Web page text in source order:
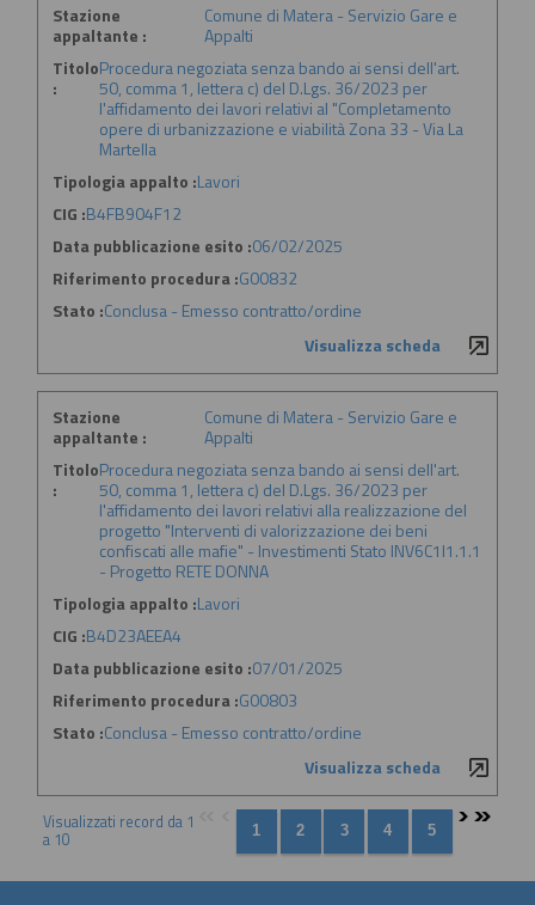
Stazione
appaltante :
Comune di Matera - Servizio Gare e
Appalti
Titolo
:
Procedura negoziata senza bando ai sensi dell'art.
50, comma 1, lettera c) del D.Lgs. 36/2023 per
l'affidamento dei lavori relativi al "Completamento
opere di urbanizzazione e viabilità Zona 33 - Via La
Martella
Tipologia appalto :Lavori
CIG :B4FB904F12
Data pubblicazione esito :06/02/2025
Riferimento procedura :G00832
Stato :Conclusa - Emesso contratto/ordine
Visualizza scheda
Stazione
appaltante :
Comune di Matera - Servizio Gare e
Appalti
Titolo
:
Procedura negoziata senza bando ai sensi dell'art.
50, comma 1, lettera c) del D.Lgs. 36/2023 per
l'affidamento dei lavori relativi alla realizzazione del
progetto "Interventi di valorizzazione dei beni
confiscati alle mafie" - Investimenti Stato INV6C1I1.1.1
- Progetto RETE DONNA
Tipologia appalto :Lavori
CIG :B4D23AEEA4
Data pubblicazione esito :07/01/2025
Riferimento procedura :G00803
Stato :Conclusa - Emesso contratto/ordine
Visualizza scheda
Visualizzati record da 1
a 10